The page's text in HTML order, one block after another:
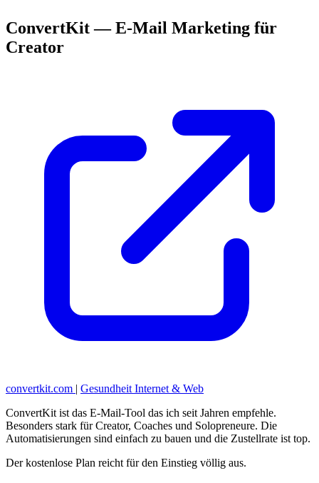
ConvertKit — E-Mail Marketing für
Creator
convertkit.com | Gesundheit Internet & Web
ConvertKit ist das E-Mail-Tool das ich seit Jahren empfehle.
Besonders stark für Creator, Coaches und Solopreneure. Die
Automatisierungen sind einfach zu bauen und die Zustellrate ist top.
Der kostenlose Plan reicht für den Einstieg völlig aus.